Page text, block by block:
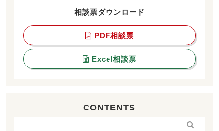
相談票ダウンロード
PDF相談票
Excel相談票
CONTENTS